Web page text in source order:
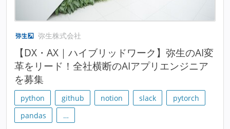
弥生株式会社
【DX・AX｜ハイブリッドワーク】弥生のAI変
革をリード！全社横断のAIアプリエンジニア
を募集
python github notion slack
pytorch
pandas
…